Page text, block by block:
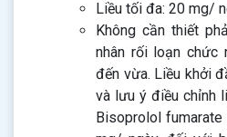
Liều tối đa: 20 mg/
Không cần thiết
nhân rối loạn chức
đến vừa. Liều khởi
và lưu ý điều chỉnh
Bisoprolol